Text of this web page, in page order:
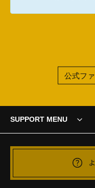
公式フ
SUPPORT MENU